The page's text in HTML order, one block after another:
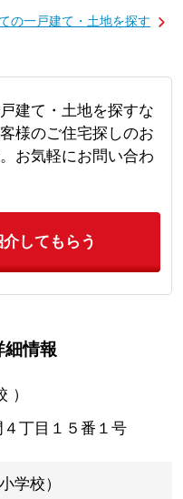
の一戸建て・土地を探す
建て・土地を探すな
様のご住宅探しのお
お気軽にお問い合わ
してもらう
細情報
）
丁目１５番１号
学校）